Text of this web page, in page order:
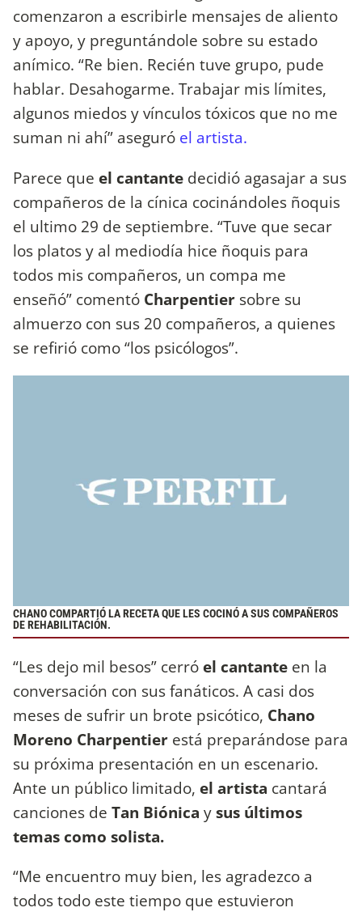
comenzaron a escribirle mensajes de aliento
y apoyo, y preguntándole sobre su estado
anímico. “Re bien. Recién tuve grupo, pude
hablar. Desahogarme. Trabajar mis límites,
algunos miedos y vínculos tóxicos que no me
suman ni ahí” aseguró el artista.
Parece que el cantante decidió agasajar a sus
compañeros de la cínica cocinándoles ñoquis
el ultimo 29 de septiembre. “Tuve que secar
los platos y al mediodía hice ñoquis para
todos mis compañeros, un compa me
enseñó” comentó Charpentier sobre su
almuerzo con sus 20 compañeros, a quienes
se refirió como “los psicólogos”.
CHANO COMPARTIÓ LA RECETA QUE LES COCINÓ A SUS COMPAÑEROS
DE REHABILITACIÓN.
“Les dejo mil besos” cerró el cantante en la
conversación con sus fanáticos. A casi dos
meses de sufrir un brote psicótico, Chano
Moreno Charpentier está preparándose para
su próxima presentación en un escenario.
Ante un público limitado, el artista cantará
canciones de Tan Biónica ysus últimos
temas como solista.
“Me encuentro muy bien, les agradezco a
todos todo este tiempo que estuvieron